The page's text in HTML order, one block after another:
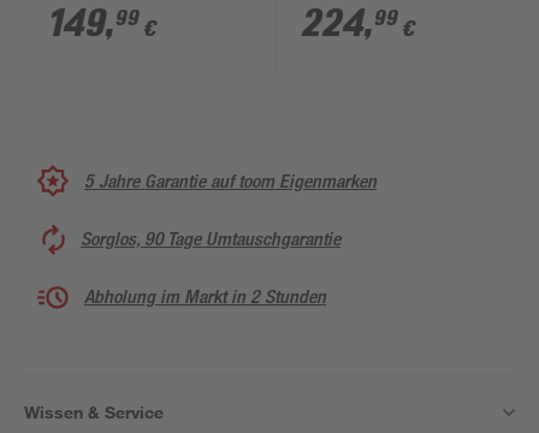
cm
149,99 €
120 x 80 cm weiß
224,99 €
5 Jahre Garantie auf toom Eigenmarken
Sorglos, 90 Tage Umtauschgarantie
Abholung im Markt in 2 Stunden
Wissen & Service